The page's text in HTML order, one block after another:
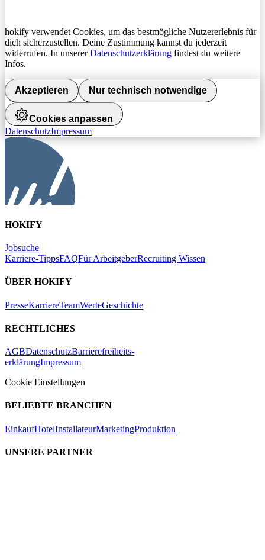
hokify verwendet Cookies, um das bestmögliche Nutzererlebnis für
dich sicherzustellen. Deine Zustimmung kannst du jederzeit
widerrufen. In unsererDatenschutzerklärung findest du weitere
Infos.
Akzeptieren Nur technisch notwendige
Cookies anpassen
DatenschutzImpressum
HOKIFY
Jobsuche
Karriere-TippsFAQFür ArbeitgeberRecruiting Wissen
ÜBER HOKIFY
PresseKarriereTeamWerteGeschichte
RECHTLICHES
AGBDatenschutzBarrierefreiheits-
erklärungImpressum
Cookie Einstellungen
BELIEBTE BRANCHEN
EinkaufHotelInstallateurMarketingProduktion
UNSERE PARTNER